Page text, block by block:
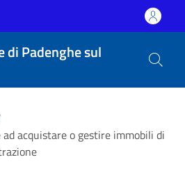
di Padenghe sul
acquistare o gestire immobili di